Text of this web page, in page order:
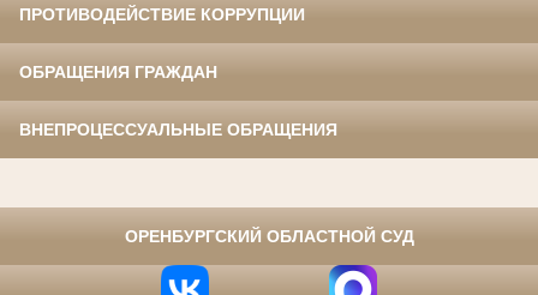
ПРОТИВОДЕЙСТВИЕ КОРРУПЦИИ
ОБРАЩЕНИЯ ГРАЖДАН
ВНЕПРОЦЕССУАЛЬНЫЕ ОБРАЩЕНИЯ
ОРЕНБУРГСКИЙ ОБЛАСТНОЙ СУД